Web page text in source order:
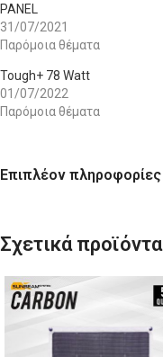
PANEL
31/07/2021
Παρόμοια θέματα
Tough+ 78 Watt
01/07/2022
Παρόμοια θέματα
Επιπλέον πληροφορίες
Σχετικά προϊόντα